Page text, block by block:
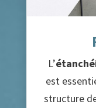
L’
est
structure